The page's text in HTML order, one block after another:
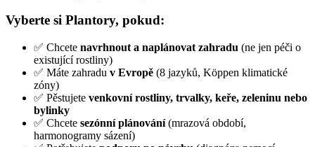
Vyberte si Plantory, pokud:
✅ Chcete navrhnout a naplánovat zahradu (ne jen péči o
existující rostliny)
✅ Máte zahradu v Evropě (8 jazyků, Köppen klimatické
zóny)
✅ Pěstujete venkovní rostliny, trvalky, keře, zeleninu nebo
bylinky
✅ Chcete sezónní plánování(mrazová období,
harmonogramy sázení)